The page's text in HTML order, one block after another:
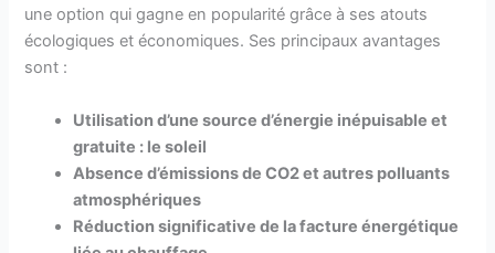
une option qui gagne en popularité grâce à ses atouts
écologiques et économiques. Ses principaux avantages
sont :
Utilisation d’une source d’énergie inépuisable et
gratuite : le soleil
Absence d’émissions de CO2 et autres polluants
atmosphériques
Réduction significative de la facture énergétique